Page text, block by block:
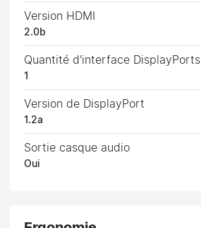
Version HDMI
2.0b
Quantité d'interface DisplayPorts
1
Version de DisplayPort
1.2a
Sortie casque audio
Oui